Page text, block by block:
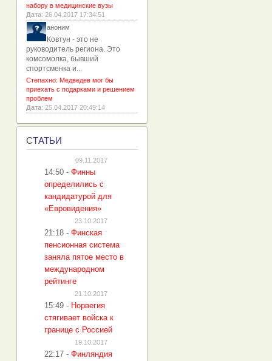
набору в медицинские вузы
Дата: 26.04.2017 17:34:51
аноним
Ковтун - это не
руководитель региона. Это
комсомолка, бывший
спортсменка и...
Степахно: Медведев мог бы
приехать с подарками и решением
проблем
Дата: 25.04.2017 20:49:14
СТАТЬИ
09.11.2017
14:50 - Финны
определились с
кандидатурой для
«Евровидения»
23.10.2017
21:18 - Финская
пенсионная система
заняла пятое место в
международном
рейтинге
21.10.2017
15:49 - Норвегия
стягивает войска к
границе с Россией
19.10.2017
22:17 - Финляндия